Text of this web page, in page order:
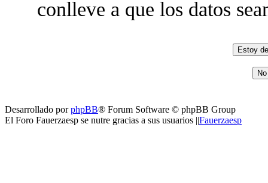
conlleve a que los datos
Desarrollado porphpBB® Forum Software © phpBB Group
El Foro Fauerzaesp se nutre gracias a sus usuarios ||Fauerzaesp